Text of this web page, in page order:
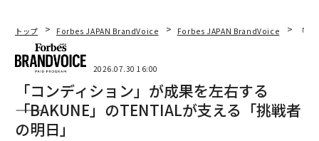
トップ Forbes JAPAN BrandVoice Forbes JAPAN BrandVoice 「
2026.07.30 16:00
「コンディション」が成果を左右する
――「BAKUNE」のTENTIALが支える「挑戦者
の明日」